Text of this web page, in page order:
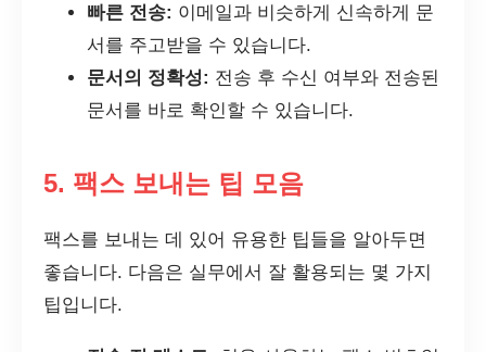
빠른 전송: 이메일과 비슷하게 신속하게 문
서를 주고받을 수 있습니다.
문서의 정확성: 전송 후 수신 여부와 전송된
문서를 바로 확인할 수 있습니다.
5. 팩스 보내는 팁 모음
팩스를 보내는 데 있어 유용한 팁들을 알아두면
좋습니다. 다음은 실무에서 잘 활용되는 몇 가지
팁입니다.